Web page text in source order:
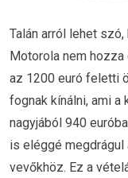
Talán arról lehet
Motorola nem
az 1200 euró feletti
fognak kínálni, ami a
nagyjából 940
is eléggé megdrágul
vevőkhöz. Ez a